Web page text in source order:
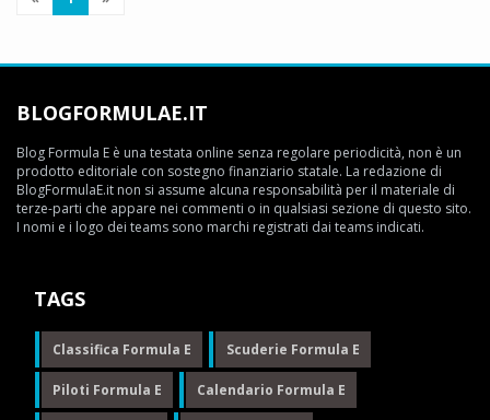
«Sono qui grazie a Vergne»
capitolo con la Citroën: le sue parole ad una settimana dal debutto
LEGGI TUTTO
BLOGFORMULAE.IT
Blog Formula E è una testata online senza regolare periodicità, non è un
prodotto editoriale con sostegno finanziario statale. La redazione di
BlogFormulaE.it non si assume alcuna responsabilità per il materiale di
terze-parti che appare nei commenti o in qualsiasi sezione di questo sito.
I nomi e i logo dei teams sono marchi registrati dai teams indicati.
TAGS
Classifica Formula E Scuderie Formula E
Piloti Formula E Calendario Formula E